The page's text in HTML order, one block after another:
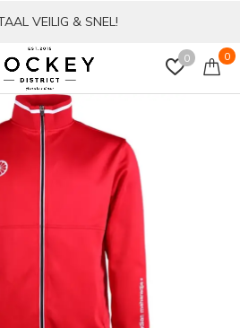
0 0
VEILIG & SNEL!